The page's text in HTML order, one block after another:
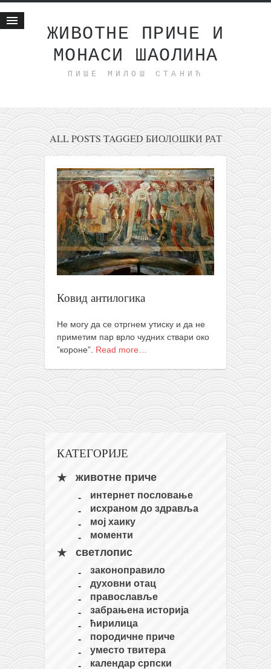
ЖИВОТНЕ ПРИЧЕ И
МОНАСИ ШАОЛИНА
ПИШЕ МИЛОШ СТАНИЋ
Животне приче
интернет пословање
исхраном до здравља
мој хаику
моменти и места
бонус садржај
светлопис
законоправило
духовни отац
православље
забрањена историја
породичне приче
прота Воја
уместо твитера
календар српски
азбуки и књиге
Окинава карате
најновије на блогу
моје белешке
историја каратеа
бубиши
карате
кихон
наиханчи
темашивари
кобудо
ALL POSTS TAGGED БИОЛОШКИ РАТ
Ковид антилогика
Не могу да се отргнем утиску и да не
приметим пар врло чудних ствари око
”короне”. Read more…
КАТЕГОРИЈЕ
животне приче
интернет пословање
исхраном до здравља
мој хаику
моменти
светлопис
законоправило
духовни отац
православље
забрањена историја
ћирилица
породичне приче
уместо твитера
календар српски